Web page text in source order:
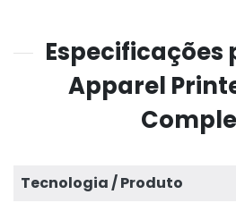
Especificações
Apparel
Tecnologia / Produto